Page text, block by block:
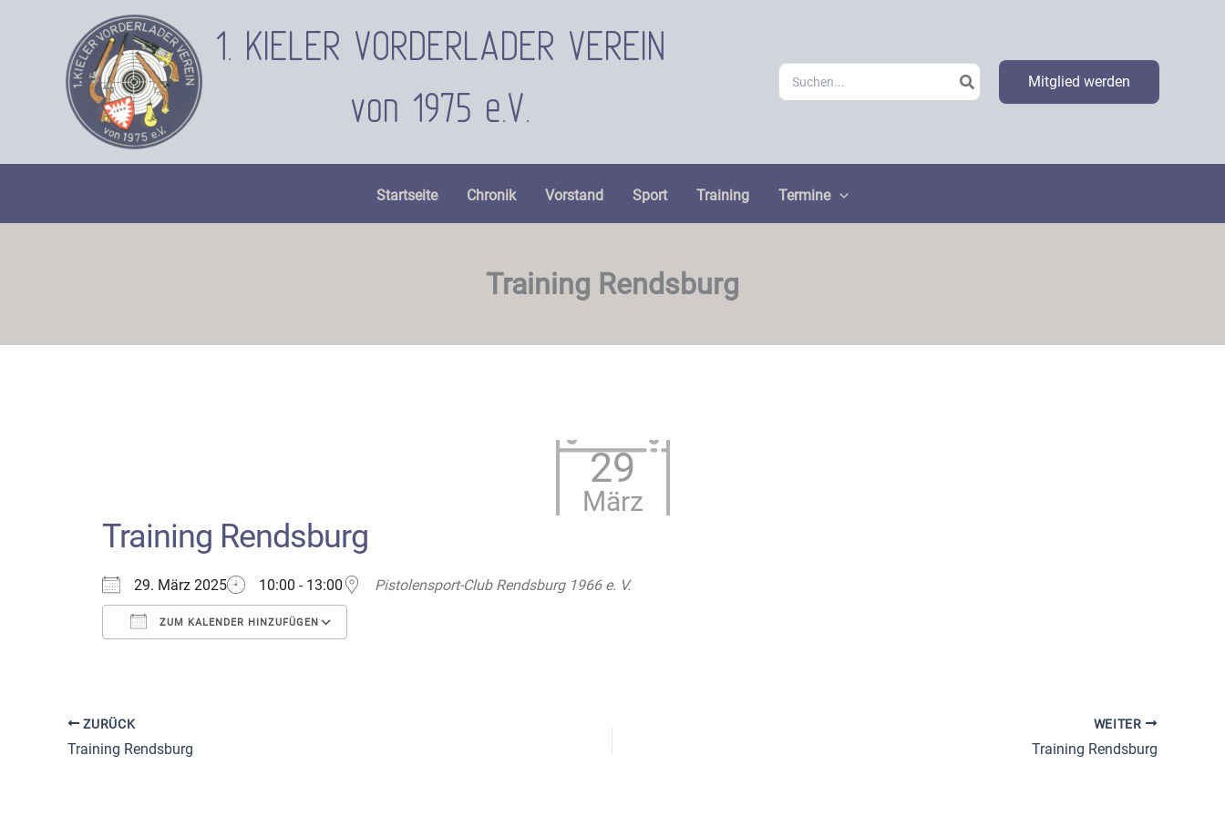
1. KIELER VORDERLADER VEREIN
von 1975 e.V.
Search
for:
Mitglied werden
Startseite Chronik Vorstand Sport Training Termine
Training Rendsburg
29
März
Training Rendsburg
29. März 2025 10:00 - 13:00 Pistolensport-Club Rendsburg 1966 e. V.
ZUM KALENDER HINZUFÜGEN
ZURÜCK
Training Rendsburg
WEITER
Training Rendsburg